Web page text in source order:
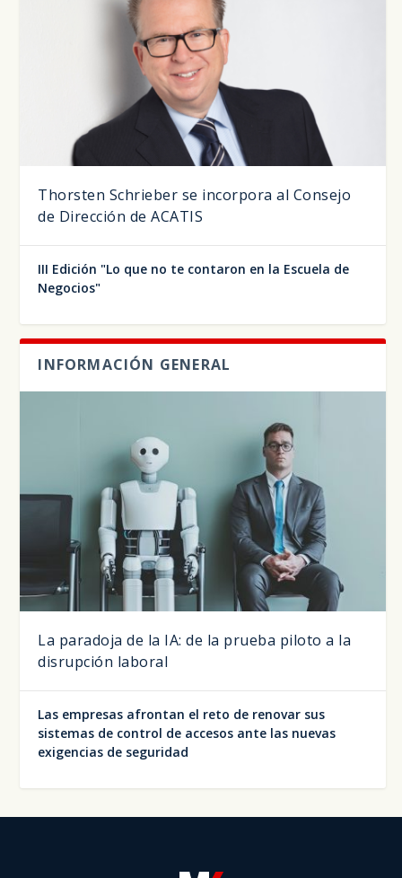
Thorsten Schrieber se incorpora al Consejo
de Dirección de ACATIS
III Edición "Lo que no te contaron en la Escuela de
Negocios"
INFORMACIÓN GENERAL
La paradoja de la IA: de la prueba piloto a la
disrupción laboral
Las empresas afrontan el reto de renovar sus
sistemas de control de accesos ante las nuevas
exigencias de seguridad